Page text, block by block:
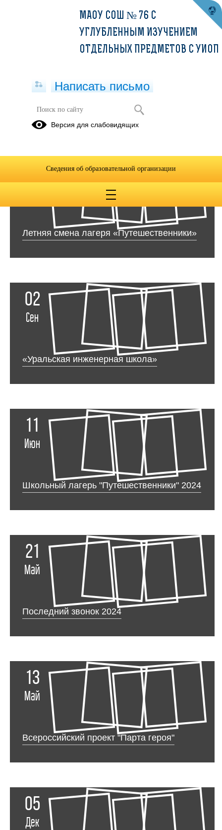
Фотоальбомы
18
Летняя смена лагеря «Путешественники»
02
Сен
«Уральская инженерная школа»
11
Июн
Школьный лагерь "Путешественники" 2024
21
Май
Последний звонок 2024
13
Май
Всероссийский проект "Парта героя"
05
Дек
МАОУ СОШ № 76 С
УГЛУБЛЕННЫМ ИЗУЧЕНИЕМ
ОТДЕЛЬНЫХ ПРЕДМЕТОВ С УИОП
Написать письмо
Версия для слабовидящих
Сведения об образовательной организации